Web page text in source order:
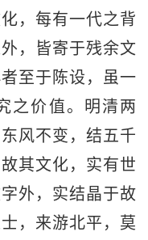
，每有一代之背
，皆寄于残余文
至于陈设，虽一
之价值。明清两
风不变，结五千
其文化，实有世
外，实结晶于故
，来游北平，莫